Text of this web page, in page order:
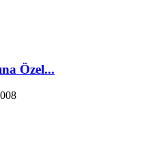
Özel...